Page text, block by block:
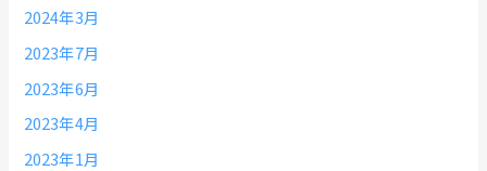
2024年3月
2023年7月
2023年6月
2023年4月
2023年1月